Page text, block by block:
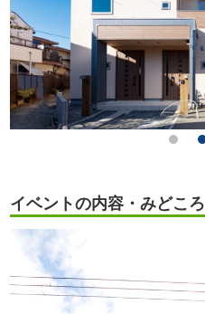
イベントの内容・みどころ